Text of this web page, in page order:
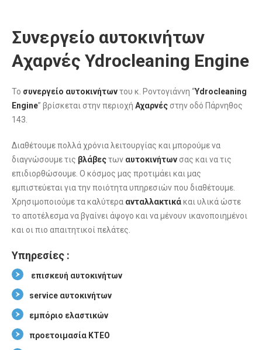
Συνεργείο αυτοκινήτων
Αχαρνές Ydrocleaning Engine
Το συνεργείο αυτοκινήτωντου κ. Ροντογιάννη “Ydrocleaning
Engine” βρίσκεται στην περιοχή Αχαρνές στην οδό Πάρνηθος
143.
Διαθέτουμε πολλά χρόνια λειτουργίας και μπορούμε να
διαγνώσουμε τις βλάβεςτων αυτοκινήτων σας και να τις
επιδιορθώσουμε. Ο κόσμος μας προτιμάει και μας
εμπιστεύεται για την ποιότητα υπηρεσιών που διαθέτουμε.
Χρησιμοποιούμε τα καλύτερα ανταλλακτικάκαι υλικά ώστε
το αποτέλεσμα να βγαίνει άψογο και να μένουν ικανοποιημένοι
και οι πιο απαιτητικοί πελάτες.
Υπηρεσίες :
επισκευή αυτοκινήτων
service αυτοκινήτων
εμπόριο ελαστικών
προετοιμασία ΚΤΕΟ